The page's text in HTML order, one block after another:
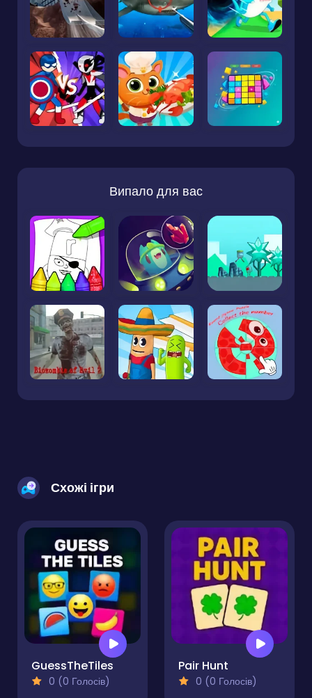
Випало для вас
Схожі ігри
GuessTheTiles
0 (0 Голосів)
Pair Hunt
0 (0 Голосів)